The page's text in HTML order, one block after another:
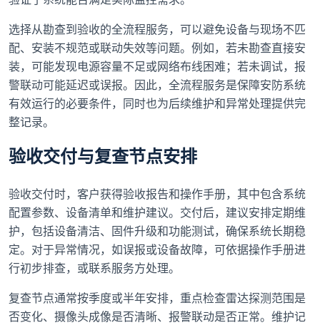
选择从勘查到验收的全流程服务，可以避免设备与现场不匹
配、安装不规范或联动失效等问题。例如，若未勘查直接安
装，可能发现电源容量不足或网络布线困难；若未调试，报
警联动可能延迟或误报。因此，全流程服务是保障安防系统
有效运行的必要条件，同时也为后续维护和异常处理提供完
整记录。
验收交付与复查节点安排
验收交付时，客户获得验收报告和操作手册，其中包含系统
配置参数、设备清单和维护建议。交付后，建议安排定期维
护，包括设备清洁、固件升级和功能测试，确保系统长期稳
定。对于异常情况，如误报或设备故障，可依据操作手册进
行初步排查，或联系服务方处理。
复查节点通常按季度或半年安排，重点检查雷达探测范围是
否变化、摄像头成像是否清晰、报警联动是否正常。维护记